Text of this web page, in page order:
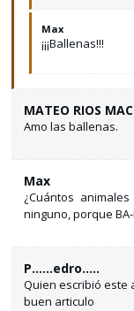
Max
¡¡¡Ballenas!!!
MATEO RIOS
Amo las ballenas.
Max
¿Cuántos
ninguno, porque BA-
P......edro.....
Quien escribió este
buen articulo